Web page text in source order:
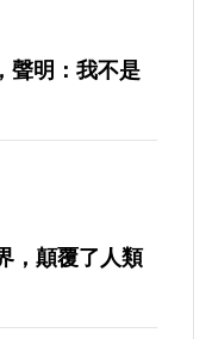
聲明：我不是
，顛覆了人類